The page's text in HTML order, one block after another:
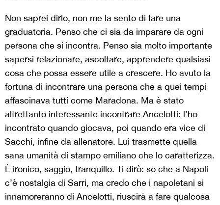
Non saprei dirlo, non me la sento di fare una
graduatoria. Penso che ci sia da imparare da ogni
persona che si incontra. Penso sia molto importante
sapersi relazionare, ascoltare, apprendere qualsiasi
cosa che possa essere utile a crescere. Ho avuto la
fortuna di incontrare una persona che a quei tempi
affascinava tutti come Maradona. Ma è stato
altrettanto interessante incontrare Ancelotti: l’ho
incontrato quando giocava, poi quando era vice di
Sacchi, infine da allenatore. Lui trasmette quella
sana umanità di stampo emiliano che lo caratterizza.
È ironico, saggio, tranquillo. Ti dirò: so che a Napoli
c’è nostalgia di Sarri, ma credo che i napoletani si
innamoreranno di Ancelotti, riuscirà a fare qualcosa